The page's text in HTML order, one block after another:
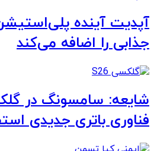
آپدیت آینده
جذابی را اضافه می‌کند
فناوری باتری جدیدی